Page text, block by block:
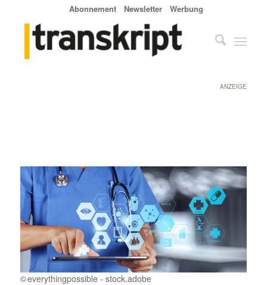
Abonnement Newsletter Werbung
ANZEIGE
everythingpossible - stock.adobe